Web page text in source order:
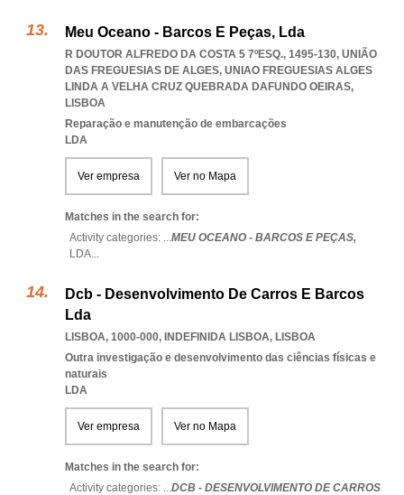
Meu Oceano - Barcos E Peças, Lda
R DOUTOR ALFREDO DA COSTA 5 7ºESQ., 1495-130, UNIÃO
DAS FREGUESIAS DE ALGES, UNIAO FREGUESIAS ALGES
LINDA A VELHA CRUZ QUEBRADA DAFUNDO OEIRAS,
LISBOA
Reparação e manutenção de embarcações
LDA
Ver empresa Ver no Mapa
Matches in the search for:
Activity categories: ...MEU OCEANO - BARCOS E PEÇAS,
LDA...
Dcb - Desenvolvimento De Carros E Barcos
Lda
LISBOA, 1000-000, INDEFINIDA LISBOA, LISBOA
Outra investigação e desenvolvimento das ciências físicas e
naturais
LDA
Ver empresa Ver no Mapa
Matches in the search for:
Activity categories: ...DCB - DESENVOLVIMENTO DE CARROS